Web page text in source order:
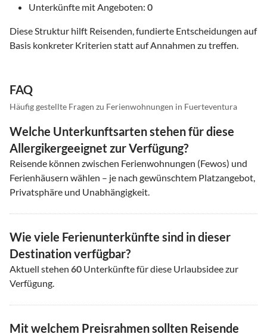
Unterkünfte mit Angeboten: 0
Diese Struktur hilft Reisenden, fundierte Entscheidungen auf
Basis konkreter Kriterien statt auf Annahmen zu treffen.
FAQ
Häufig gestellte Fragen zu Ferienwohnungen in Fuerteventura
Welche Unterkunftsarten stehen für diese
Allergikergeeignet zur Verfügung?
Reisende können zwischen Ferienwohnungen (Fewos) und
Ferienhäusern wählen – je nach gewünschtem Platzangebot,
Privatsphäre und Unabhängigkeit.
Wie viele Ferienunterkünfte sind in dieser
Destination verfügbar?
Aktuell stehen 60 Unterkünfte für diese Urlaubsidee zur
Verfügung.
Mit welchem Preisrahmen sollten Reisende